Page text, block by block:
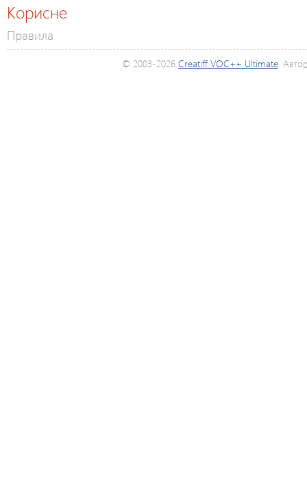
Корисне
Правила
© 2003-2026 Creatiff VOC++ Ultimate.